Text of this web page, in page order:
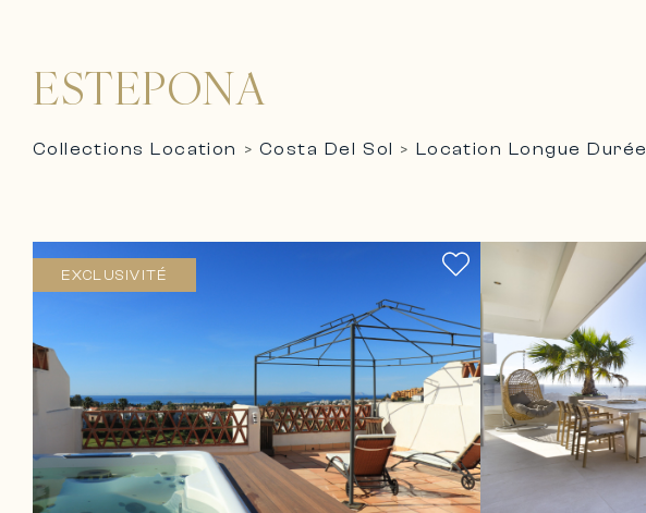
ESTEPONA
Collections Location >Costa Del Sol > Location Longue Durée
EXCLUSIVITÉ